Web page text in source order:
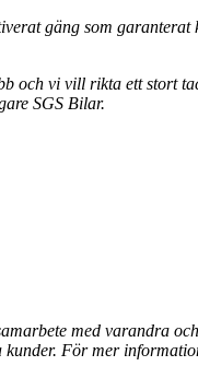
gäng som
och vi vill rikta ett stort
SGS Bilar.
med varandra
kunder. För mer